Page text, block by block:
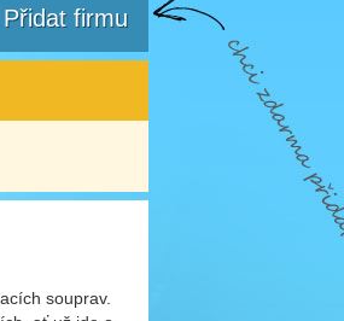
Přidat firmu
souprav.